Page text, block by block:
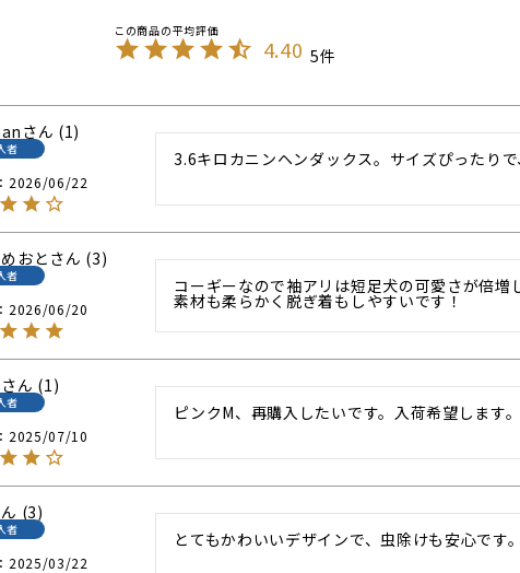
4.40 5
1
者
2026/06/22
3.6キロカニンヘンダックス。サイズぴったり
おと 3
者
2026/06/20
コーギーなので袖アリは短足犬の可愛さが倍増
素材も柔らかく脱ぎ着もしやすいです！
1
者
2025/07/10
ピンクM、再購入したいです。入荷希望します。
3
者
2025/03/22
とてもかわいいデザインで、虫除けも安心です